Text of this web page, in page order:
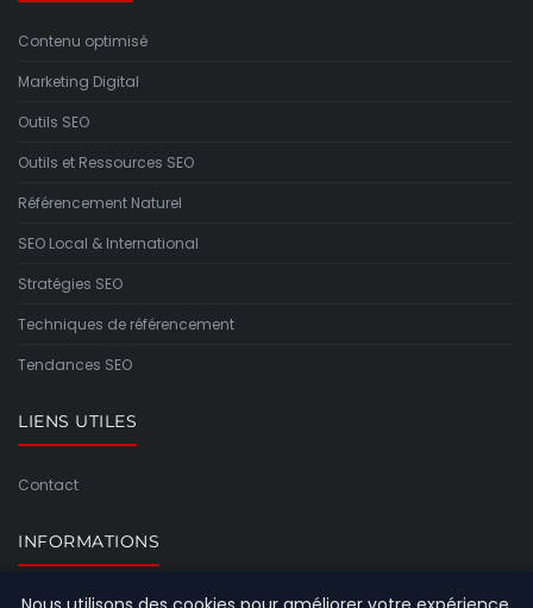
Contenu optimisé
Marketing Digital
Outils SEO
Outils et Ressources SEO
Référencement Naturel
SEO Local & International
Stratégies SEO
Techniques de référencement
Tendances SEO
LIENS UTILES
Contact
INFORMATIONS